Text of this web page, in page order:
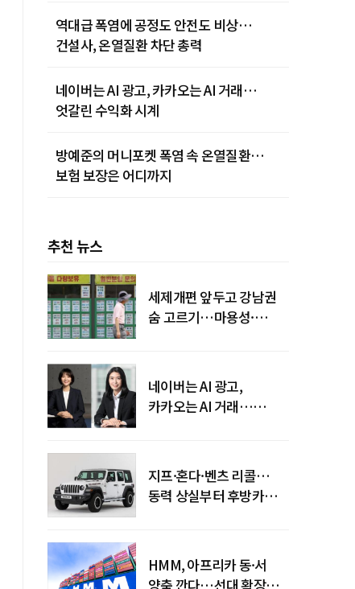
역대급 폭염에 공정도 안전도 비상…
건설사, 온열질환 차단 총력
네이버는 AI 광고, 카카오는 AI 거래…
엇갈린 수익화 시계
방예준의 머니포켓 폭염 속 온열질환…
보험 보장은 어디까지
추천 뉴스
세제개편 앞두고 강남권
숨 고르기…마용성·
네이버는 AI 광고,
카카오는 AI 거래…
지프·혼다·벤츠 리콜…
동력 상실부터 후방카메라
HMM, 아프리카 동·서
양축 깐다…선대 확장